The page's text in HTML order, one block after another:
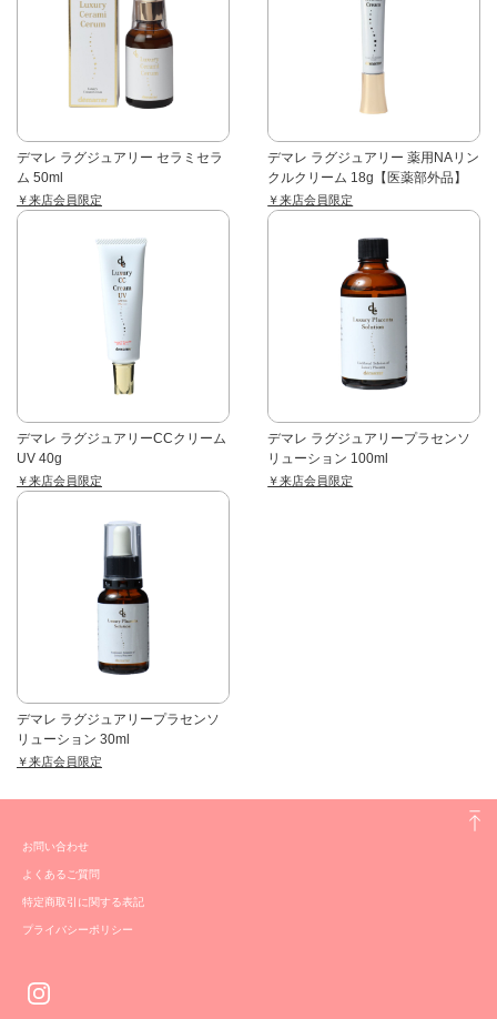
デマレ ラグジュアリー セラミセラ
ム 50ml
￥来店会員限定
デマレ ラグジュアリー 薬用NAリン
クルクリーム 18g【医薬部外品】
￥来店会員限定
デマレ ラグジュアリーCCクリーム
UV 40g
￥来店会員限定
デマレ ラグジュアリープラセンソ
リューション 100ml
￥来店会員限定
デマレ ラグジュアリープラセンソ
リューション 30ml
￥来店会員限定
お問い合わせ
よくあるご質問
特定商取引に関する表記
プライバシーポリシー